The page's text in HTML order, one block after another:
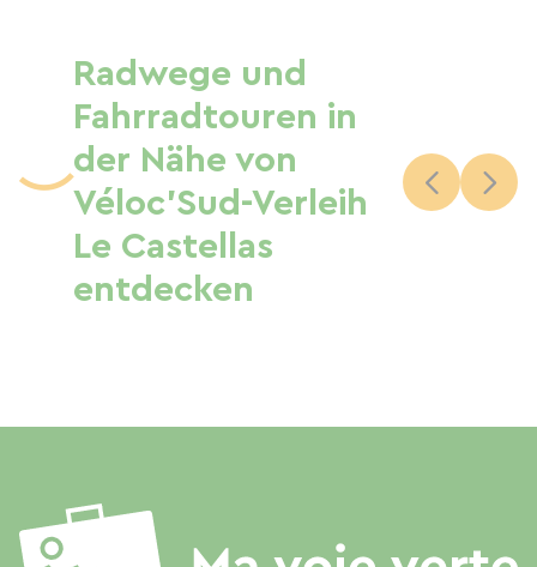
Radwege und
Fahrradtouren in
der Nähe von
Véloc'Sud-Verleih
Le Castellas
entdecken